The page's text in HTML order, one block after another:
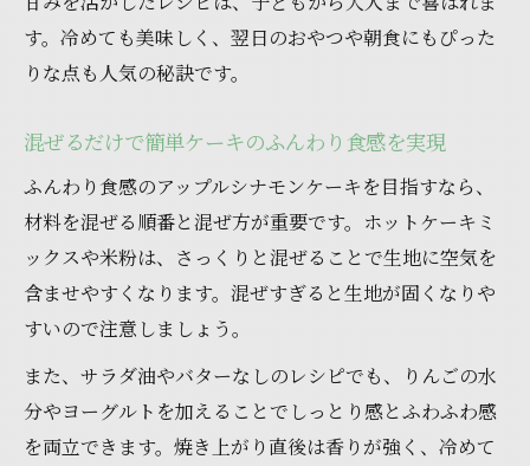
す。冷めても美味しく、翌日のおやつや朝食にもぴった
りな点も人気の秘訣です。
混ぜるだけで簡単ケーキのふんわり食感を実現
ふんわり食感のアップルシナモンケーキを目指すなら、
材料を混ぜる順番と混ぜ方が重要です。ホットケーキミ
ックスや米粉は、さっくりと混ぜることで生地に空気を
含ませやすくなります。混ぜすぎると生地が固くなりや
すいので注意しましょう。
また、サラダ油やバターなしのレシピでも、りんごの水
分やヨーグルトを加えることでしっとり感とふわふわ感
を両立できます。焼き上がり直後は香りが強く、冷めて